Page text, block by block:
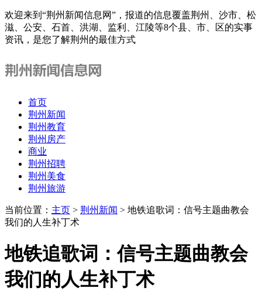
欢迎来到“荆州新闻信息网”，报道的信息覆盖荆州、沙市、松
滋、公安、石首、洪湖、监利、江陵等8个县、市、区的实事
资讯，是您了解荆州的最佳方式
首页
荆州新闻
荆州教育
荆州房产
商业
荆州招聘
荆州美食
荆州旅游
当前位置： 主页 > 荆州新闻 > 地铁追歌词：信号主题曲教会
我们的人生补丁术
地铁追歌词：信号主题曲教会
我们的人生补丁术